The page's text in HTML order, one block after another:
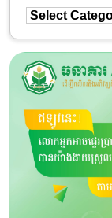
ជ្រើសរើស
ប្រភេទ